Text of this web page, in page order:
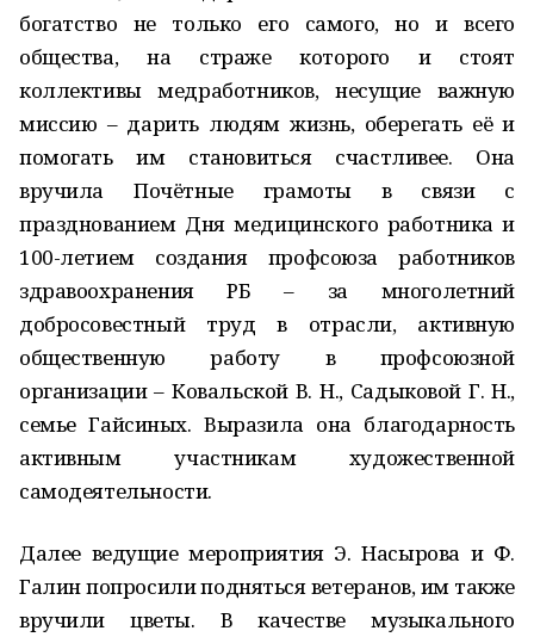
богатство не только его самого, но и всего
общества, на страже которого и стоят
коллективы медработников, несущие важную
миссию – дарить людям жизнь, оберегать её и
помогать им становиться счастливее. Она
вручила Почётные грамоты в связи с
празднованием Дня медицинского работника и
100-летием создания профсоюза работников
здравоохранения РБ – за многолетний
добросовестный труд в отрасли, активную
общественную работу в профсоюзной
организации – Ковальской В. Н., Садыковой Г. Н.,
семье Гайсиных. Выразила она благодарность
активным участникам художественной
самодеятельности.
Далее ведущие мероприятия Э. Насырова и Ф.
Галин попросили подняться ветеранов, им также
вручили цветы. В качестве музыкального